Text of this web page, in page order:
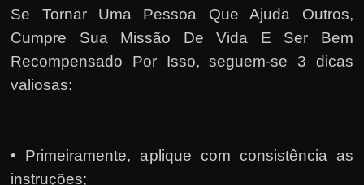
Se Tornar Uma Pessoa Que Ajuda Outros,
Cumpre Sua Missão De Vida E Ser Bem
Recompensado Por Isso, seguem-se 3 dicas
valiosas:
• Primeiramente, aplique com consistência as
instruções;